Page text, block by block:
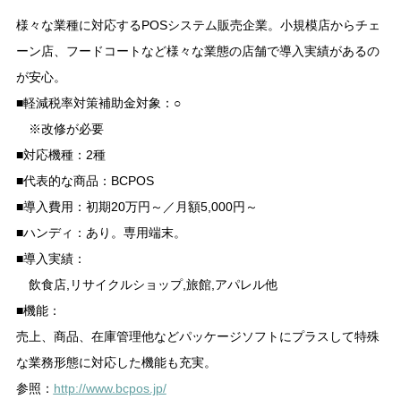
様々な業種に対応するPOSシステム販売企業。小規模店からチェ
ーン店、フードコートなど様々な業態の店舗で導入実績があるの
が安心。
■軽減税率対策補助金対象：○
※改修が必要
■対応機種：2種
■代表的な商品：BCPOS
■導入費用：初期20万円～／月額5,000円～
■ハンディ：あり。専用端末。
■導入実績：
飲食店,リサイクルショップ,旅館,アパレル他
■機能：
売上、商品、在庫管理他などパッケージソフトにプラスして特殊
な業務形態に対応した機能も充実。
参照： http://www.bcpos.jp/